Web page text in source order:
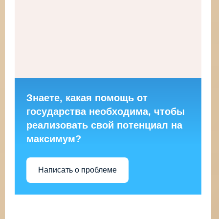
Знаете, какая помощь от
государства необходима, чтобы
реализовать свой потенциал на
максимум?
Написать о проблеме